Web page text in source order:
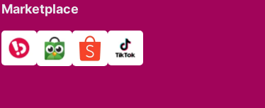
Marketplace